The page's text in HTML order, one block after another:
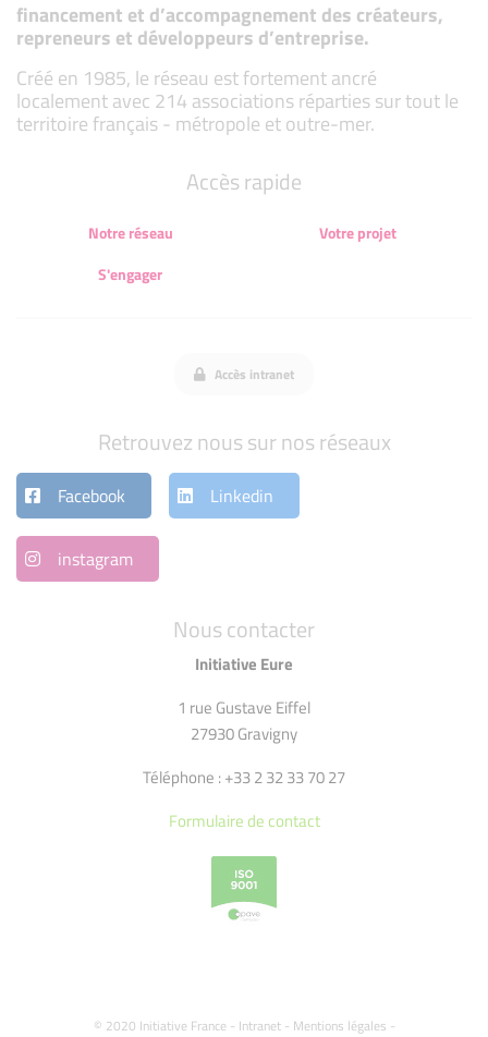
financement et d’accompagnement des créateurs,
repreneurs et développeurs d’entreprise.
Créé en 1985, le réseau est fortement ancré
localement avec 214 associations réparties sur tout le
territoire français - métropole et outre-mer.
Nous contacter
Initiative Eure
1 rue Gustave Eiffel
27930 Gravigny
Téléphone : +33 2 32 33 70 27
Formulaire de contact
© 2020 Initiative France - Intranet- Mentions légales -
Accès rapide
Notre réseau
Votre projet
S'engager
Accès intranet
Retrouvez nous sur nos réseaux
Facebook Linkedin
instagram